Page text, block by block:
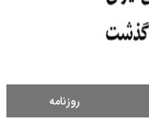
روزنامه